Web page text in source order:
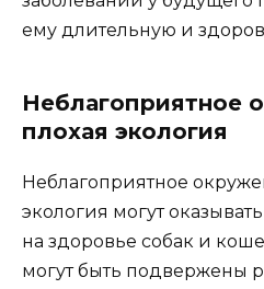
ему длительную и
Неблагоприятное
плохая экология
Неблагоприятное
экология могут
на здоровье собак и
могут быть подвержены